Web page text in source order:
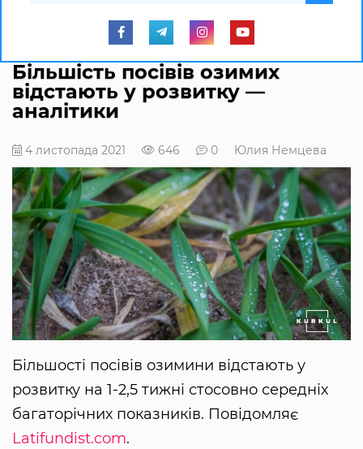
Більшість посівів озимих
відстають у розвитку —
аналітики
4 листопада 2021 646 0 Юлия Немцева
Більшості посівів озимини відстають у
розвитку на 1-2,5 тижні стосовно середніх
багаторічних показників. Повідомляє
Latifundist.com.